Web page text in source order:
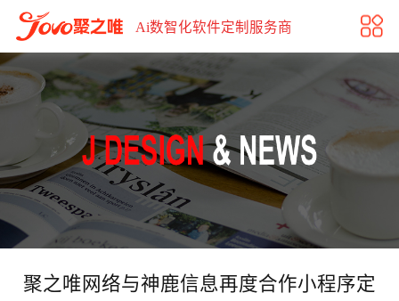
聚之唯网络与神鹿信息再度合作小程序定制开发
Ai数智化软件定制服务商
聚之唯网络与神鹿信息再度合作小程序定